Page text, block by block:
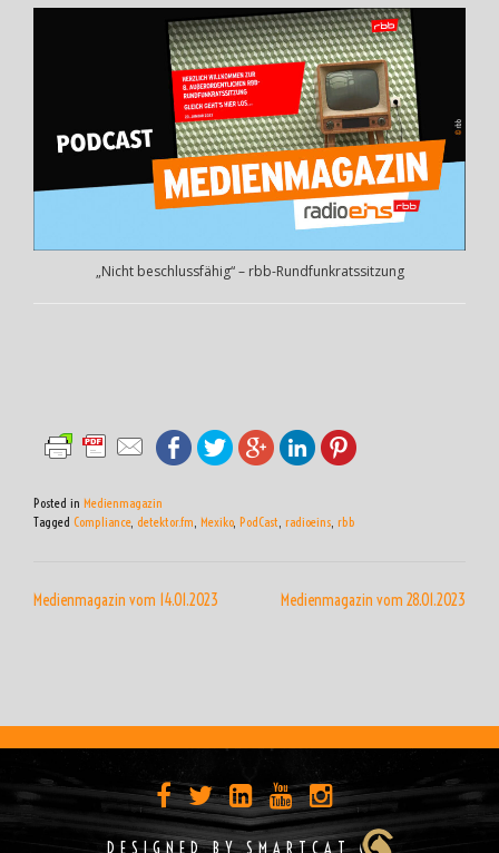
„Nicht beschlussfähig“ – rbb-Rundfunkratssitzung
Posted in Medienmagazin
Tagged Compliance, detektor.fm Mexiko, PodCast radioeins rbb
Medienmagazin vom 14.01.2023 Medienmagazin vom 28.01.2023
DESIGNED BY SMARTCAT